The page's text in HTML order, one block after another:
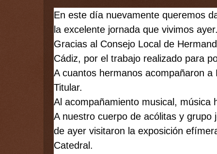
En este día nuevamente queremos
la excelente jornada que vivimos
Gracias al Consejo Local de
A cuantos hermanos acompañaron a
Titular.
Al acompañamiento musical, música
A nuestro cuerpo de acólitas y grupo
de ayer visitaron la exposición
Catedral.